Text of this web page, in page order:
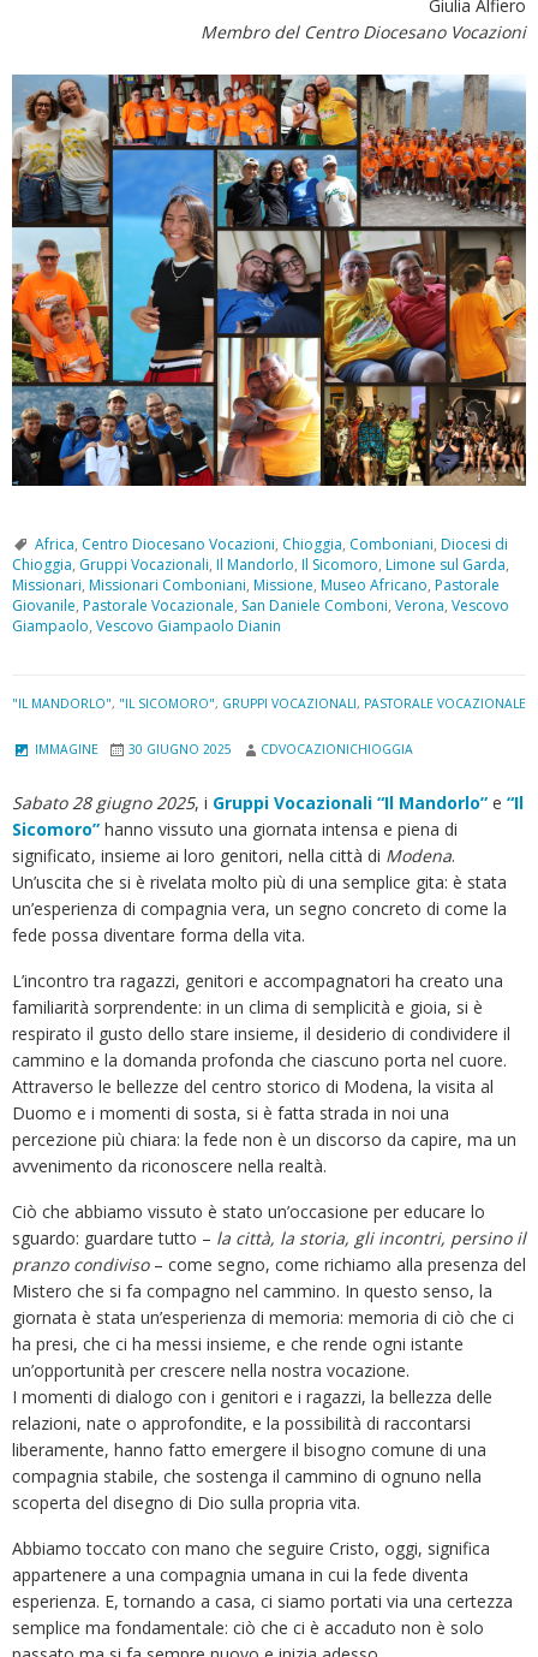
Giulia Alfiero
Membro del Centro Diocesano Vocazioni
Africa, Centro Diocesano Vocazioni, Chioggia, Comboniani, Diocesi di
Chioggia, Gruppi Vocazionali, Il Mandorlo, Il Sicomoro, Limone sul Garda,
Missionari, Missionari Comboniani, Missione, Museo Africano, Pastorale
Giovanile, Pastorale Vocazionale, San Daniele Comboni, Verona, Vescovo
Giampaolo, Vescovo Giampaolo Dianin
"IL MANDORLO", "IL SICOMORO", GRUPPI VOCAZIONALI, PASTORALE VOCAZIONALE
IMMAGINE 30 GIUGNO 2025 CDVOCAZIONICHIOGGIA
Sabato 28 giugno 2025, i Gruppi Vocazionali “Il Mandorlo” e “Il
Sicomoro” hanno vissuto una giornata intensa e piena di
significato, insieme ai loro genitori, nella città di Modena.
Un’uscita che si è rivelata molto più di una semplice gita: è stata
un’esperienza di compagnia vera, un segno concreto di come la
fede possa diventare forma della vita.
L’incontro tra ragazzi, genitori e accompagnatori ha creato una
familiarità sorprendente: in un clima di semplicità e gioia, si è
respirato il gusto dello stare insieme, il desiderio di condividere il
cammino e la domanda profonda che ciascuno porta nel cuore.
Attraverso le bellezze del centro storico di Modena, la visita al
Duomo e i momenti di sosta, si è fatta strada in noi una
percezione più chiara: la fede non è un discorso da capire, ma un
avvenimento da riconoscere nella realtà.
Ciò che abbiamo vissuto è stato un’occasione per educare lo
sguardo: guardare tutto – la città, la storia, gli incontri, persino il
pranzo condiviso– come segno, come richiamo alla presenza del
Mistero che si fa compagno nel cammino. In questo senso, la
giornata è stata un’esperienza di memoria: memoria di ciò che ci
ha presi, che ci ha messi insieme, e che rende ogni istante
un’opportunità per crescere nella nostra vocazione.
I momenti di dialogo con i genitori e i ragazzi, la bellezza delle
relazioni, nate o approfondite, e la possibilità di raccontarsi
liberamente, hanno fatto emergere il bisogno comune di una
compagnia stabile, che sostenga il cammino di ognuno nella
scoperta del disegno di Dio sulla propria vita.
Abbiamo toccato con mano che seguire Cristo, oggi, significa
appartenere a una compagnia umana in cui la fede diventa
esperienza. E, tornando a casa, ci siamo portati via una certezza
semplice ma fondamentale: ciò che ci è accaduto non è solo